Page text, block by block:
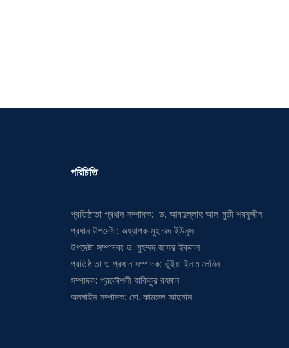
পরিচিতি
প্রতিষ্ঠাতা প্রধান সম্পাদক: ড. আবদুল্লাহ আল-মুতী শরফুদ্দীন
প্রধান উপদেষ্টা: অধ্যাপক মুহাম্মদ ইউনুস
উপদেষ্টা সম্পাদক: ড. মুহম্মদ জাফর ইকবাল
প্রতিষ্ঠাতা ও প্রধান সম্পাদক: ভূঁইয়া ইনাম লেনিন
সম্পাদক: প্রকৌশলী হাকিকুর রহমান
অনলাইন সম্পাদক: মো. কামরুল আহসান